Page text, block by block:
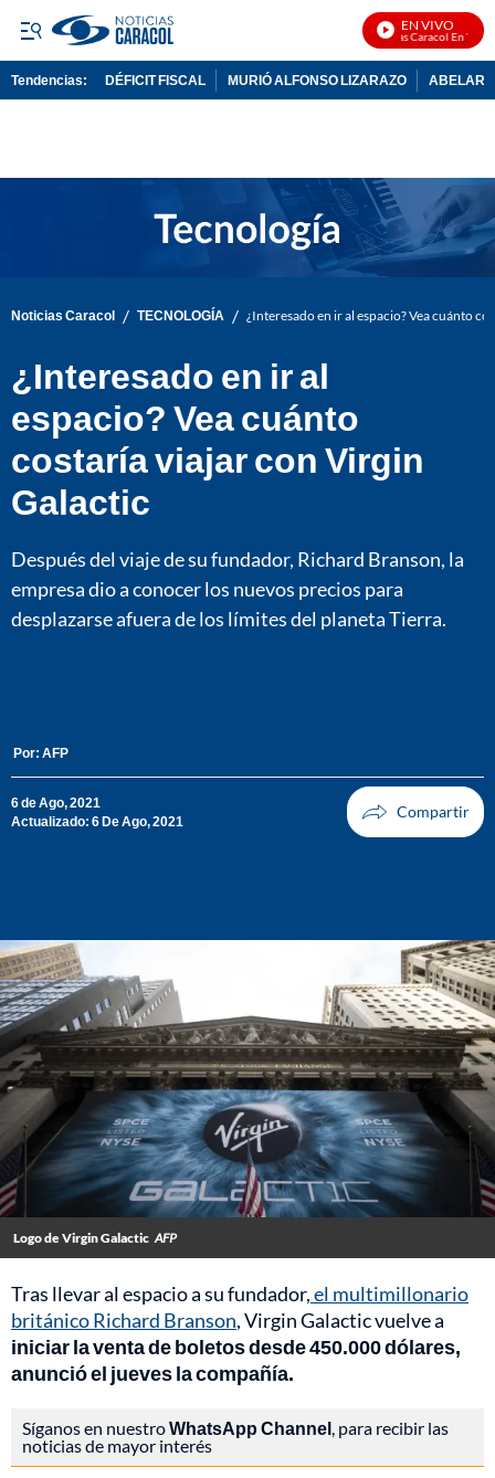
EN VIVO
Noticias Caracol En Vivo
Tendencias: DÉFICIT FISCAL MURIÓ ALFONSO LIZARAZO
Noticias Caracol / TECNOLOGÍA / ¿Interesado en ir al espacio? Vea cuánto
¿Interesado en ir al
espacio? Vea cuánto
costaría viajar con Virgin
Galactic
Después del viaje de su fundador, Richard Branson, la
empresa dio a conocer los nuevos precios para
desplazarse afuera de los límites del planeta Tierra.
Por: AFP
6 de Ago, 2021
Actualizado: 6 De Ago, 2021
Logo de Virgin Galactic AFP
Tras llevar al espacio a su fundador,el multimillonario
británico Richard Branson, Virgin Galactic vuelve a
iniciar la venta de boletos desde 450.000 dólares,
anunció el jueves la compañía.
Síganos en nuestroWhatsApp Channel, para recibir las
noticias de mayor interés